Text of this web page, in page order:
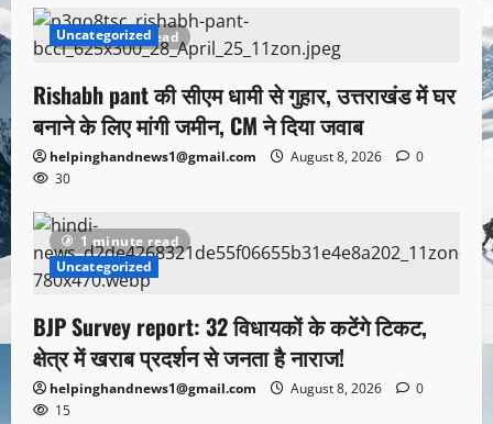
1 minute read
Uncategorized
Rishabh pant की सीएम धामी से गुहार, उत्तराखंड में घर
बनाने के लिए मांगी जमीन, CM ने दिया जवाब
helpinghandnews1@gmail.com August 8, 2026
0
30
1 minute read
Uncategorized
BJP Survey report: 32 विधायकों के कटेंगे टिकट,
क्षेत्र में खराब प्रदर्शन से जनता है नाराज!
helpinghandnews1@gmail.com August 8, 2026
0
15